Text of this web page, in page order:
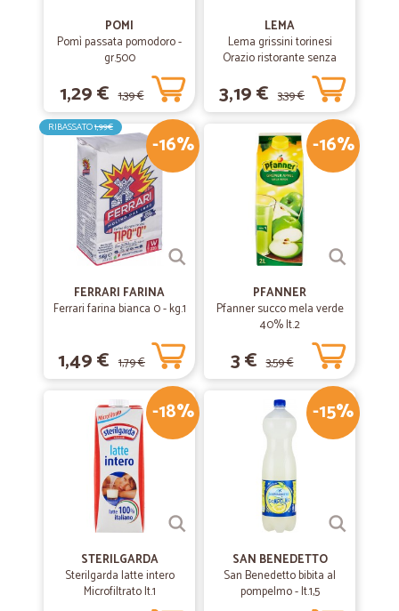
POMI
Pomì passata pomodoro -
gr.500
1,29 € 1,39 €
LEMA
Lema grissini torinesi
Orazio ristorante senza
olio di palma x30 gr.450
3,19 € 3,39 €
-16%
RIBASSATO1,99€
FERRARI FARINA
Ferrari farina bianca 0 - kg.1
1,49 € 1,79 €
-16%
PFANNER
Pfanner succo mela verde
40% lt.2
3 € 3,59 €
-18%
STERILGARDA
Sterilgarda latte intero
Microfiltrato lt.1
-15%
SAN BENEDETTO
San Benedetto bibita al
pompelmo - lt.1,5